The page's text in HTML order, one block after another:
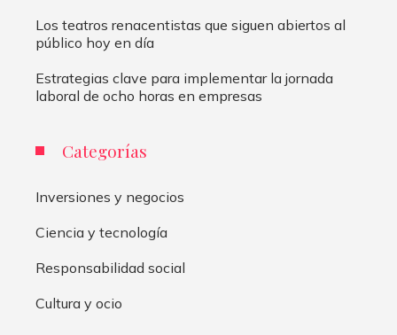
Los teatros renacentistas que siguen abiertos al
público hoy en día
Estrategias clave para implementar la jornada
laboral de ocho horas en empresas
Categorías
Inversiones y negocios
Ciencia y tecnología
Responsabilidad social
Cultura y ocio